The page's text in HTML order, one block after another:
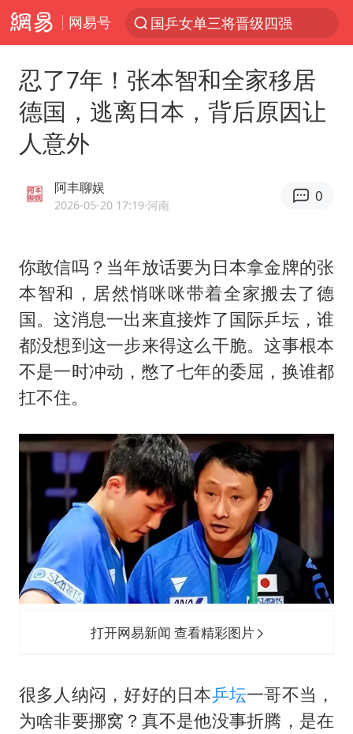
网易号
国乒女单三将晋级四强
日本发布排名：“中国第一，美日德韩英法居后”
马克·艾伦退出斯诺克中国公开赛
情侣平潭拍日出坠崖1死1伤
陈思诚零点晒照为佟丽娅庆生
夏日经济乘“热”而上 消费市场向“新”而行
36岁男演员成景区NPC后人气爆棚
身体出现这几个信号可能是肝在求救
宇树王兴兴被问了360多个问题
几元成本的AI广告导致千万市值蒸发
乐享全民健身 共筑健康中国
忍了7年！张本智和全家移居
德国，逃离日本，背后原因让
人意外
阿丰聊娱
2026-05-20 17:19·河南
0
你敢信吗？当年放话要为日本拿金牌的张
本智和，居然悄咪咪带着全家搬去了德
国。这消息一出来直接炸了国际乒坛，谁
都没想到这一步来得这么干脆。这事根本
不是一时冲动，憋了七年的委屈，换谁都
扛不住。
打开网易新闻 查看精彩图片
很多人纳闷，好好的日本乒坛一哥不当，
为啥非要挪窝？真不是他没事折腾，是在